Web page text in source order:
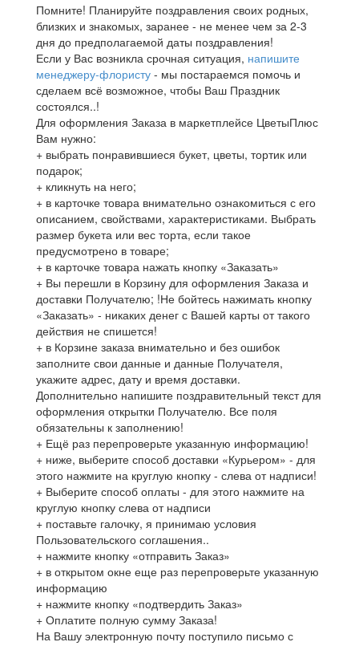
Помните! Планируйте поздравления своих родных,
близких и знакомых, заранее - не менее чем за 2-3
дня до предполагаемой даты поздравления!
Если у Вас возникла срочная ситуация, напишите
менеджеру-флористу - мы постараемся помочь и
сделаем всё возможное, чтобы Ваш Праздник
состоялся..!
Для оформления Заказа в маркетплейсе ЦветыПлюс
Вам нужно:
+ выбрать понравившиеся букет, цветы, тортик или
подарок;
+ кликнуть на него;
+ в карточке товара внимательно ознакомиться с его
описанием, свойствами, характеристиками. Выбрать
размер букета или вес торта, если такое
предусмотрено в товаре;
+ в карточке товара нажать кнопку «Заказать»
+ Вы перешли в Корзину для оформления Заказа и
доставки Получателю; !Не бойтесь нажимать кнопку
«Заказать» - никаких денег с Вашей карты от такого
действия не спишется!
+ в Корзине заказа внимательно и без ошибок
заполните свои данные и данные Получателя,
укажите адрес, дату и время доставки.
Дополнительно напишите поздравительный текст для
оформления открытки Получателю. Все поля
обязательны к заполнению!
+ Ещё раз перепроверьте указанную информацию!
+ ниже, выберите способ доставки «Курьером» - для
этого нажмите на круглую кнопку - слева от надписи!
+ Выберите способ оплаты - для этого нажмите на
круглую кнопку слева от надписи
+ поставьте галочку, я принимаю условия
Пользовательского соглашения..
+ нажмите кнопку «отправить Заказ»
+ в открытом окне еще раз перепроверьте указанную
информацию
+ нажмите кнопку «подтвердить Заказ»
+ Оплатите полную сумму Заказа!
На Вашу электронную почту поступило письмо с